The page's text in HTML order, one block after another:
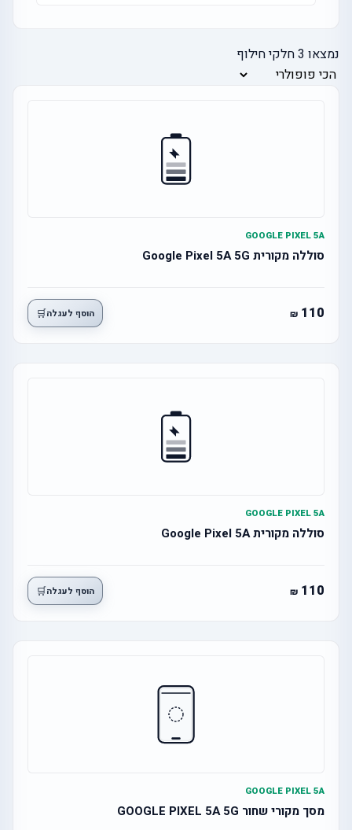
נמצאו 3חלקי חילוף
GOOGLE PIXEL 5A
סוללה מקורית Google Pixel 5A 5G
110 הוסף לעגלה🛒
GOOGLE PIXEL 5A
סוללה מקורית Google Pixel 5A
110 הוסף לעגלה🛒
GOOGLE PIXEL 5A
מסך מקורי שחור GOOGLE PIXEL 5A 5G